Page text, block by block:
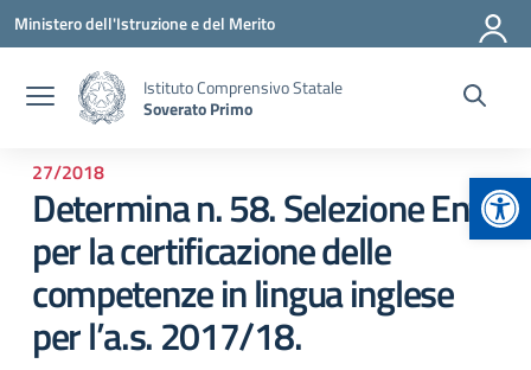
Vai ai contenuti
Vai al menu di navigazione
Vai al footer
Ministero dell'Istruzione e del Merito
Istituto Comprensivo Statale
Soverato Primo
27/2018
Determina n. 58. Selezione Ente
per la certificazione delle
competenze in lingua inglese
per l’a.s. 2017/18.